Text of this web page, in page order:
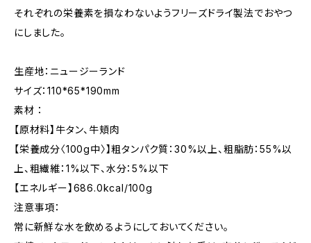
それぞれの栄養素を損なわないようフリーズドライ製法でおやつ
にしました。
生産地：ニュージーランド
サイズ：110*65*190mm
素材 ：
【原材料】牛タン、牛頬肉
【栄養成分〈100g中〉】粗タンパク質：30%以上、粗脂肪：55%以
上、粗繊維：1%以下、水分：5%以下
【エネルギー】686.0kcal/100g
注意事項：
常に新鮮な水を飲めるようにしておいてください。